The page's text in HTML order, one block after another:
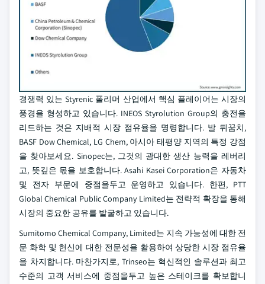
경쟁력 있는 Styrenic 폴리머 산업에서 핵심 플레이어는 시장의
풍경을 형성하고 있습니다. INEOS Styrolution Group의 충전을
리드하는 것은 지배적 시장 점유율을 명령합니다. 발 뒤꿈치,
BASF Dow Chemical, LG Chem, 아시아 태평양 지역의 특정 강점
을 찾아보세요. Sinopec는, 그것의 광대한 생산 능력을 레버리
고, 뜻깊은 몫을 보호합니다. Asahi Kasei Corporation은 자동차
및 전자 부문에 중점을두고 운영하고 있습니다. 한편, PTT
Global Chemical Public Company Limited는 전략적 확장을 통해
시장의 중요한 공유를 발굴하고 있습니다.
Sumitomo Chemical Company, Limited는 지속 가능성에 대한 전
문 화학 및 헌신에 대한 전문성을 활용하여 상당한 시장 점유율
을 차지합니다. 마찬가지로, Trinseo는 혁신적인 솔루션과 최고
수준의 고객 서비스에 중점을두고 높은 스테이크를 확보합니